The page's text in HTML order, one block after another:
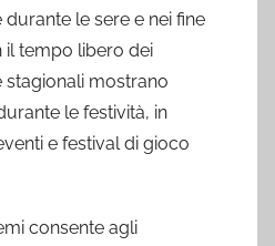
le sere e nei fine
il tempo libero dei
stagionali mostrano
le festività, in
e festival di gioco
consente agli